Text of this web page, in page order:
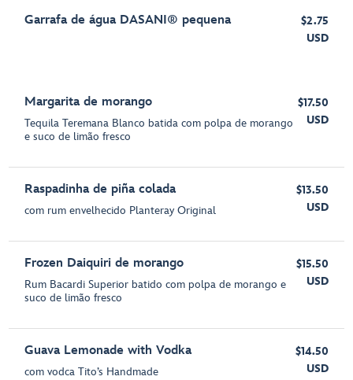
Garrafa de água DASANI® pequena
$2.75
USD
Margarita de morango
Tequila Teremana Blanco batida com polpa de morango
e suco de limão fresco
$17.50
USD
Raspadinha de piña colada
com rum envelhecido Planteray Original
$13.50
USD
Frozen Daiquiri de morango
Rum Bacardi Superior batido com polpa de morango e
suco de limão fresco
$15.50
USD
Guava Lemonade with Vodka
com vodca Tito’s Handmade
$14.50
USD